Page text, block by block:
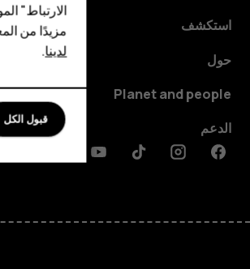
HMD Watch
للأعمال
الأجهزة اللوحية
استكشف
حول
Planet and people
الدعم
Facebook
Instagram
Tiktok
Youtube
Linkedin
الارتباط"
مزيدًا من
لدينا.
قبول الكل